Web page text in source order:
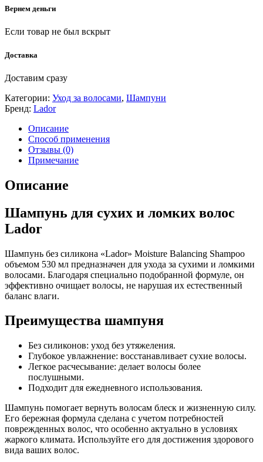
Вернем деньги
Если товар не был вскрыт
Доставка
Доставим сразу
Категории: Уход за волосами, Шампуни
Бренд: Lador
Описание
Способ применения
Отзывы (0)
Примечание
Описание
Шампунь для сухих и ломких волос
Lador
Шампунь без силикона «Lador» Moisture Balancing Shampoo
объемом 530 мл предназначен для ухода за сухими и ломкими
волосами. Благодаря специально подобранной формуле, он
эффективно очищает волосы, не нарушая их естественный
баланс влаги.
Преимущества шампуня
Без силиконов: уход без утяжеления.
Глубокое увлажнение: восстанавливает сухие волосы.
Легкое расчесывание: делает волосы более
послушными.
Подходит для ежедневного использования.
Шампунь помогает вернуть волосам блеск и жизненную силу.
Его бережная формула сделана с учетом потребностей
поврежденных волос, что особенно актуально в условиях
жаркого климата. Используйте его для достижения здорового
вида ваших волос.